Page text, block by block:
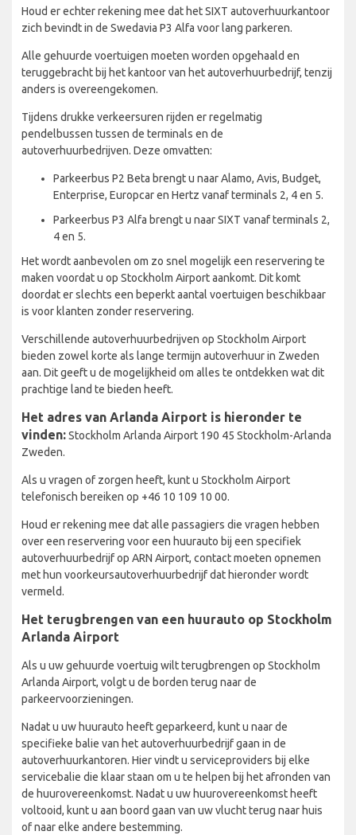
Houd er echter rekening mee dat het SIXT autoverhuurkantoor
zich bevindt in de Swedavia P3 Alfa voor lang parkeren.
Alle gehuurde voertuigen moeten worden opgehaald en
teruggebracht bij het kantoor van het autoverhuurbedrijf, tenzij
anders is overeengekomen.
Tijdens drukke verkeersuren rijden er regelmatig
pendelbussen tussen de terminals en de
autoverhuurbedrijven. Deze omvatten:
Parkeerbus P2 Beta brengt u naar Alamo, Avis, Budget,
Enterprise, Europcar en Hertz vanaf terminals 2, 4 en 5.
Parkeerbus P3 Alfa brengt u naar SIXT vanaf terminals 2,
4 en 5.
Het wordt aanbevolen om zo snel mogelijk een reservering te
maken voordat u op Stockholm Airport aankomt. Dit komt
doordat er slechts een beperkt aantal voertuigen beschikbaar
is voor klanten zonder reservering.
Verschillende autoverhuurbedrijven op Stockholm Airport
bieden zowel korte als lange termijn autoverhuur in Zweden
aan. Dit geeft u de mogelijkheid om alles te ontdekken wat dit
prachtige land te bieden heeft.
Het adres van Arlanda Airport is hieronder te
vinden:Stockholm Arlanda Airport 190 45 Stockholm-Arlanda
Zweden.
Als u vragen of zorgen heeft, kunt u Stockholm Airport
telefonisch bereiken op +46 10 109 10 00.
Houd er rekening mee dat alle passagiers die vragen hebben
over een reservering voor een huurauto bij een specifiek
autoverhuurbedrijf op ARN Airport, contact moeten opnemen
met hun voorkeursautoverhuurbedrijf dat hieronder wordt
vermeld.
Het terugbrengen van een huurauto op Stockholm
Arlanda Airport
Als u uw gehuurde voertuig wilt terugbrengen op Stockholm
Arlanda Airport, volgt u de borden terug naar de
parkeervoorzieningen.
Nadat u uw huurauto heeft geparkeerd, kunt u naar de
specifieke balie van het autoverhuurbedrijf gaan in de
autoverhuurkantoren. Hier vindt u serviceproviders bij elke
servicebalie die klaar staan om u te helpen bij het afronden van
de huurovereenkomst. Nadat u uw huurovereenkomst heeft
voltooid, kunt u aan boord gaan van uw vlucht terug naar huis
of naar elke andere bestemming.